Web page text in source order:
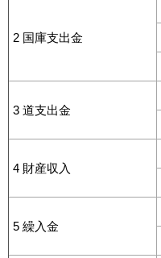
2 国庫支出金
3 道支出金
4 財産収入
5 繰入金